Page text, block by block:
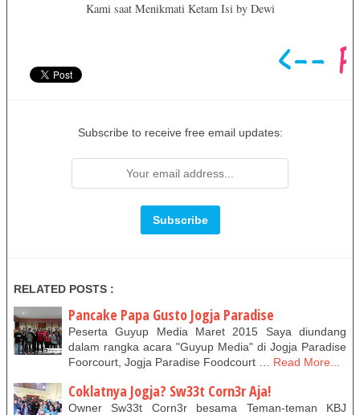
Kami saat Menikmati Ketam Isi by Dewi
Subscribe to receive free email updates:
RELATED POSTS :
Pancake Papa Gusto Jogja Paradise
Peserta Guyup Media Maret 2015 Saya diundang
dalam rangka acara "Guyup Media" di Jogja Paradise
Foorcourt, Jogja Paradise Foodcourt … Read More...
Coklatnya Jogja? Sw33t Corn3r Aja!
Owner Sw33t Corn3r besama Teman-teman KBJ